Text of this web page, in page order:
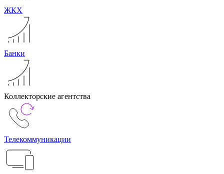
ЖКХ
Банки
Коллекторские агентства
Телекоммуникации